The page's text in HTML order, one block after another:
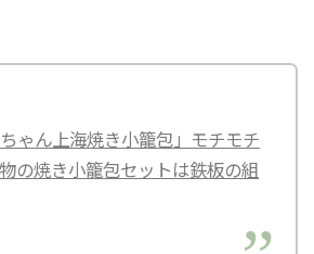
ゃん上海焼き小籠包」モチモチ
の焼き小籠包セットは鉄板の組